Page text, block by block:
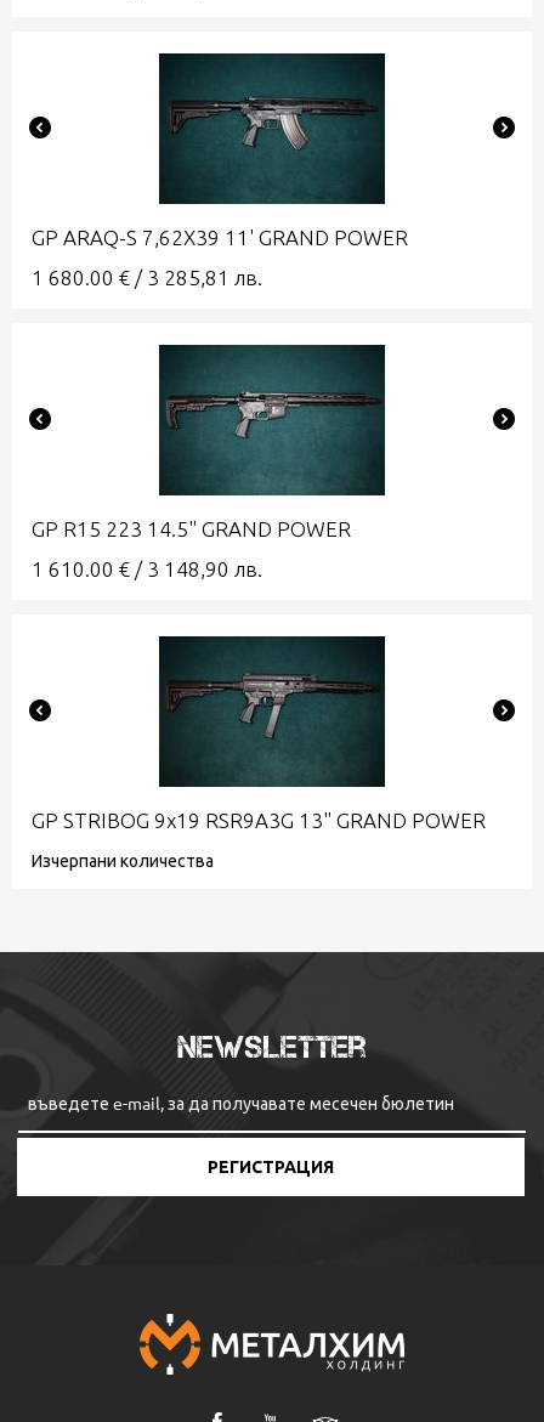
GP ARAQ-S 7,62X39 11' GRAND POWER
1 680.00 € / 3 285,81 лв.
GP R15 223 14.5" GRAND POWER
1 610.00 € / 3 148,90 лв.
GP STRIBOG 9x19 RSR9A3G 13" GRAND POWER
Изчерпани количества
Newsletter
РЕГИСТРАЦИЯ